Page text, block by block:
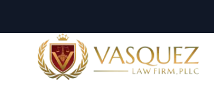
Vasquez Law Firm - Home